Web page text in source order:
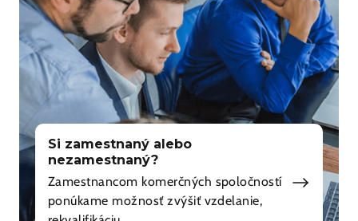
Si zamestnaný alebo
nezamestnaný?
Zamestnancom komerčných spoločností
ponúkame možnosť zvýšiť vzdelanie,